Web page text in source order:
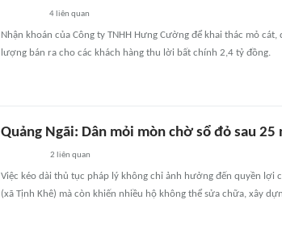
4 liên quan
Nhận khoán của Công ty TNHH Hưng Cường để khai thác mỏ
lượng bán ra cho các khách hàng thu lời bất chính 2,4 tỷ đồng.
Quảng Ngãi: Dân mỏi mòn chờ sổ đỏ sau
2 liên quan
Việc kéo dài thủ tục pháp lý không chỉ ảnh hưởng đến quyền lợi
(xã Tịnh Khê) mà còn khiến nhiều hộ không thể sửa chữa, xây